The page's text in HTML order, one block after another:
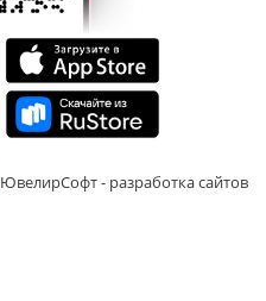
ЮвелирСофт - разработка сайтов